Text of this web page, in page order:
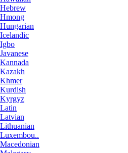
Hebrew
Hmong
Hungarian
Icelandic
Igbo
Javanese
Kannada
Kazakh
Khmer
Kurdish
Kyrgyz
Latin
Latvian
Lithuanian
Luxembou..
Macedonian